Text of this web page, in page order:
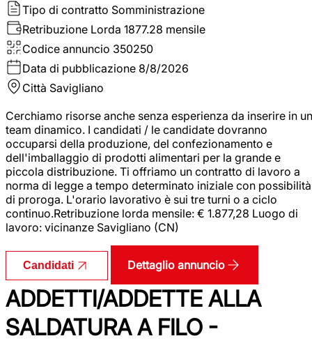
Tipo di contratto Somministrazione
Retribuzione Lorda 1877.28 mensile
Codice annuncio 350250
Data di pubblicazione 8/8/2026
Città Savigliano
Cerchiamo risorse anche senza esperienza da inserire in un
team dinamico. I candidati / le candidate dovranno
occuparsi della produzione, del confezionamento e
dell'imballaggio di prodotti alimentari per la grande e
piccola distribuzione. Ti offriamo un contratto di lavoro a
norma di legge a tempo determinato iniziale con possibilità
di proroga. L'orario lavorativo è sui tre turni o a ciclo
continuo.Retribuzione lorda mensile: € 1.877,28 Luogo di
lavoro: vicinanze Savigliano (CN)
Candidati Dettaglio annuncio
ADDETTI/ADDETTE ALLA
SALDATURA A FILO -